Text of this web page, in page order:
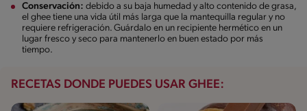
Conservación: debido a su baja humedad y alto contenido de grasa,
el ghee tiene una vida útil más larga que la mantequilla regular y no
requiere refrigeración. Guárdalo en un recipiente hermético en un
lugar fresco y seco para mantenerlo en buen estado por más
tiempo.
RECETAS DONDE PUEDES USAR GHEE: